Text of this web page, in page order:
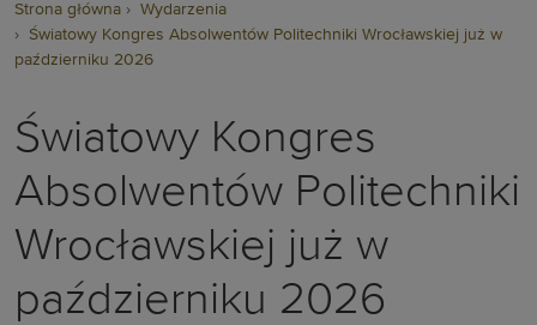
Strona główna
Wydarzenia
Światowy Kongres Absolwentów Politechniki Wrocławskiej już w
październiku 2026
Światowy Kongres
Absolwentów Politechniki
Wrocławskiej już w
październiku 2026